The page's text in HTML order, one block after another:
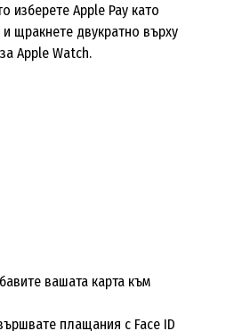
изберете Apple Pay като
щракнете двукратно върху
Apple Watch.
вашата карта към
плащания с Face ID